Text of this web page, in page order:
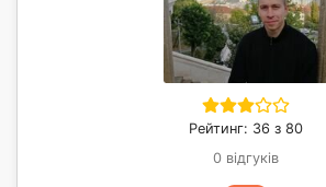
Рейтинг: 36 з 80
0 відгуків